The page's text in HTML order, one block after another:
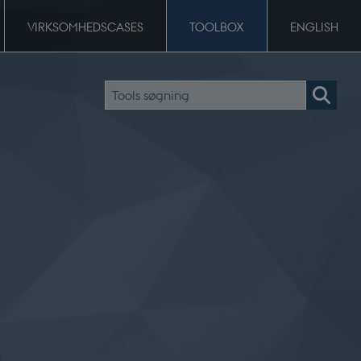
VIRKSOMHEDSCASES TOOLBOX ENGLISH